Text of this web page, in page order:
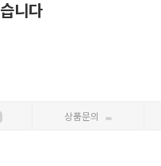
니다
상품문의